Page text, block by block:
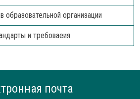
образовательной организации
и требоваеия
почта